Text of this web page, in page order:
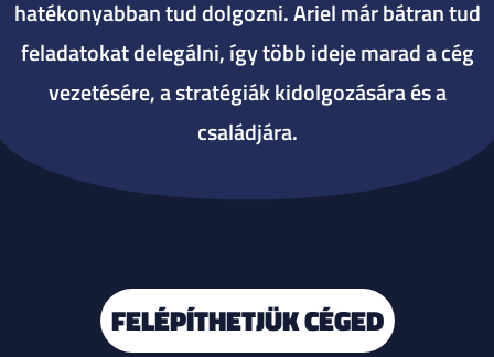
hatékonyabban tud dolgozni. Ariel már bátran tud
feladatokat delegálni, így több ideje marad a cég
vezetésére, a stratégiák kidolgozására és a
családjára.
FELÉPÍTHETJÜK CÉGED